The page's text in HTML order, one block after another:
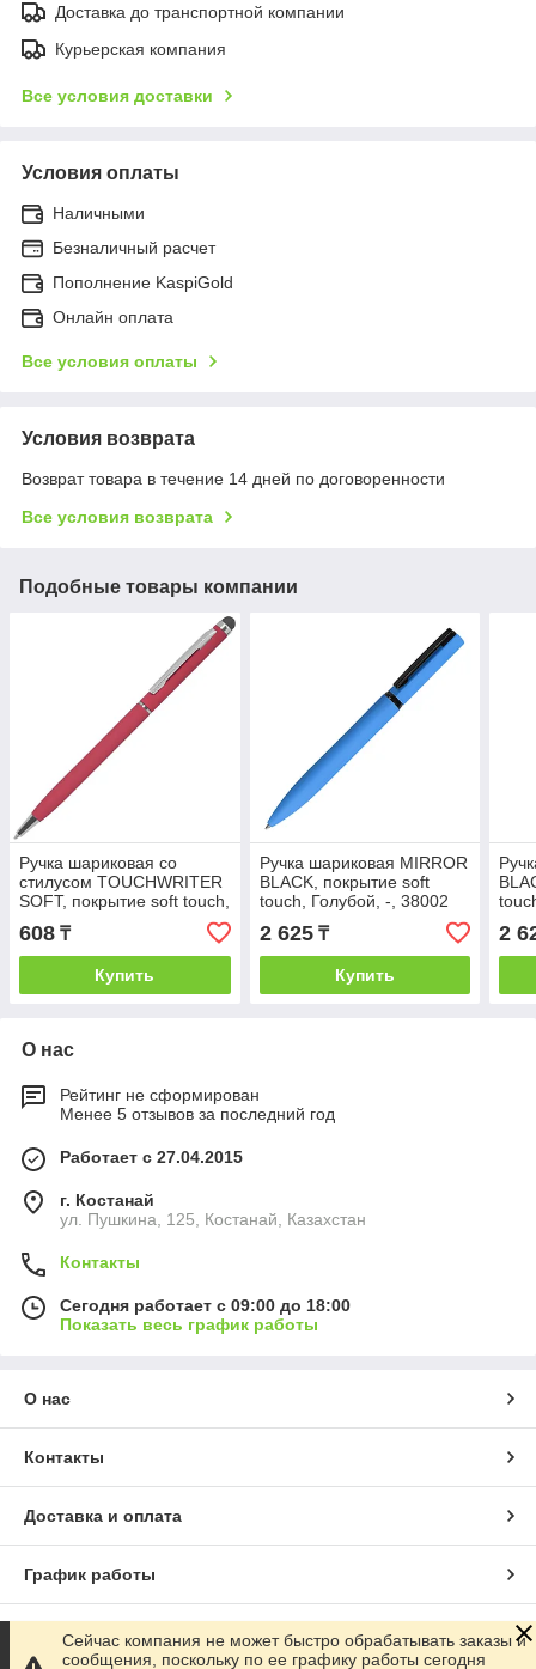
Доставка до транспортной компании
Курьерская компания
Все условия доставки
Условия оплаты
Наличными
Безналичный расчет
Пополнение KaspiGold
Онлайн оплата
Все условия оплаты
Условия возврата
Возврат товара в течение 14 дней по договоренности
Все условия возврата
Подобные товары компании
Ручка шариковая со
стилусом TOUCHWRITER
SOFT, покрытие soft touch,
Красный, -, 1105G 08
608 ₸
Купить
Ручка шариковая MIRROR
BLACK, покрытие soft
touch, Голубой, -, 38002
2 625₸
Купить
2
О нас
Рейтинг не сформирован
Менее 5 отзывов за последний год
Работает с 27.04.2015
г. Костанай
ул. Пушкина, 125, Костанай, Казахстан
Контакты
Сегодня работает с 09:00 до 18:00
Показать весь график работы
О нас
Контакты
Доставка и оплата
График работы
Полная версия сайта
Сейчас компания не может быстро обрабатывать заказы и
сообщения, поскольку по ее графику работы сегодня